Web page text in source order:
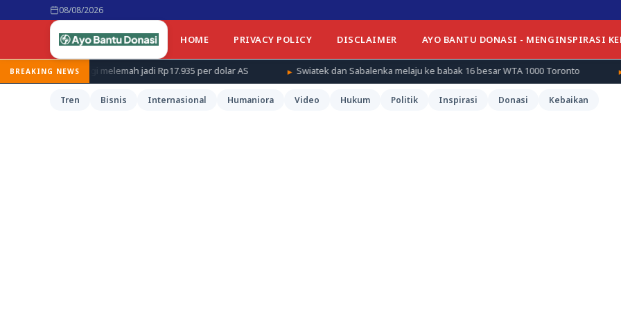
08/08/2026
HOME PRIVACY POLICY DISCLAIMER AYO BANTU DONASI - MENGINSPIRASI
BREAKING NEWS
melemah jadi Rp17.935 per dolar AS Swiatek dan Sabalenka melaju ke babak 16 besar WTA 1000 Toronto Redmi ungkap
Tren Bisnis Internasional Humaniora Video Hukum Politik Inspirasi Donasi Kebaikan